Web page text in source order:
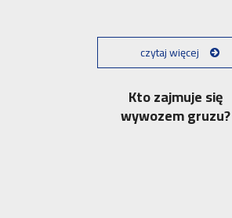
czytaj więcej
Kto zajmuje się
wywozem gruzu?